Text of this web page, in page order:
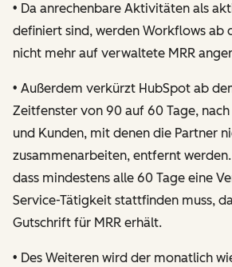
• Da anrechenbare Aktivitäten als
definiert sind, werden Workflows ab
nicht mehr auf verwaltete MRR
• Außerdem verkürzt HubSpot ab
Zeitfenster von 90 auf 60 Tage,
und Kunden, mit denen die Partner
zusammenarbeiten, entfernt
dass mindestens alle 60 Tage eine
Service-Tätigkeit stattfinden muss,
Gutschrift für MRR erhält.
• Des Weiteren wird der monatlich